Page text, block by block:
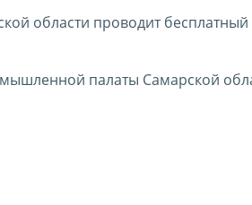
области проводит
палаты Самарской